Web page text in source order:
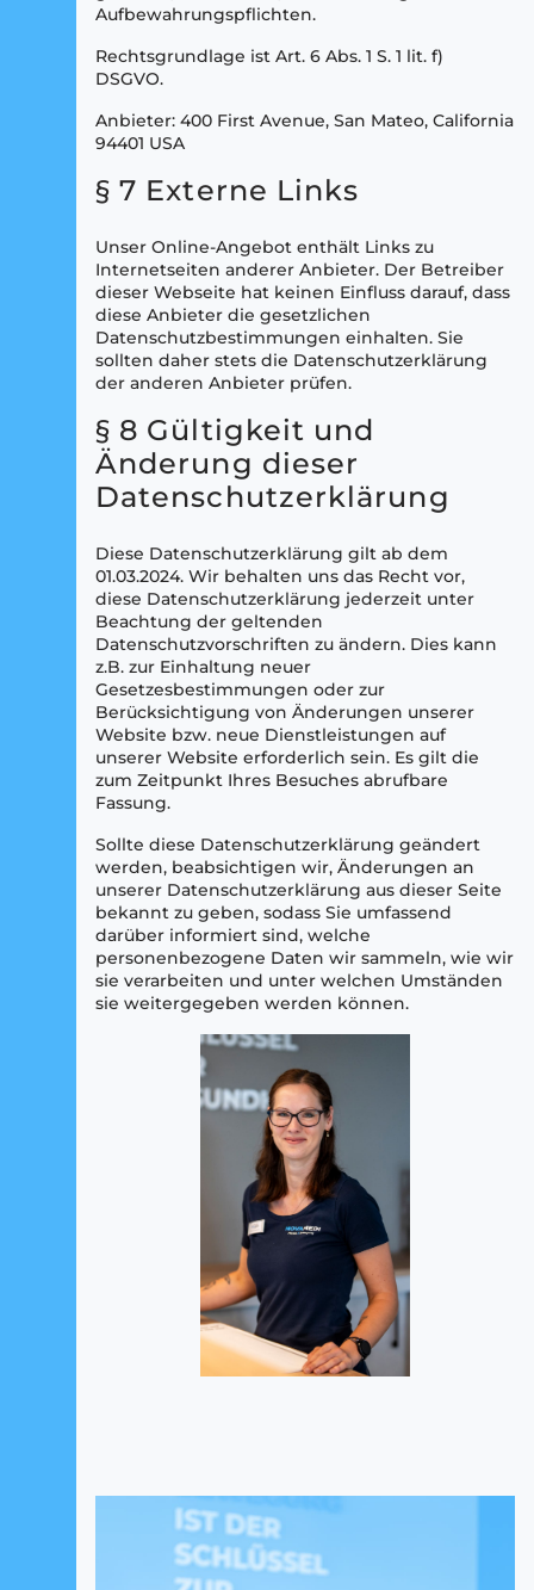
Aufbewahrungspflichten.
Rechtsgrundlage ist Art. 6 Abs. 1 S. 1 lit. f)
DSGVO.
Anbieter: 400 First Avenue, San Mateo, California
94401 USA
§ 7 Externe Links
Unser Online-Angebot enthält Links zu
Internetseiten anderer Anbieter. Der Betreiber
dieser Webseite hat keinen Einfluss darauf, dass
diese Anbieter die gesetzlichen
Datenschutzbestimmungen einhalten. Sie
sollten daher stets die Datenschutzerklärung
der anderen Anbieter prüfen.
§ 8 Gültigkeit und
Änderung dieser
Datenschutzerklärung
Diese Datenschutzerklärung gilt ab dem
01.03.2024. Wir behalten uns das Recht vor,
diese Datenschutzerklärung jederzeit unter
Beachtung der geltenden
Datenschutzvorschriften zu ändern. Dies kann
z.B. zur Einhaltung neuer
Gesetzesbestimmungen oder zur
Berücksichtigung von Änderungen unserer
Website bzw. neue Dienstleistungen auf
unserer Website erforderlich sein. Es gilt die
zum Zeitpunkt Ihres Besuches abrufbare
Fassung.
Sollte diese Datenschutzerklärung geändert
werden, beabsichtigen wir, Änderungen an
unserer Datenschutzerklärung aus dieser Seite
bekannt zu geben, sodass Sie umfassend
darüber informiert sind, welche
personenbezogene Daten wir sammeln, wie wir
sie verarbeiten und unter welchen Umständen
sie weitergegeben werden können.